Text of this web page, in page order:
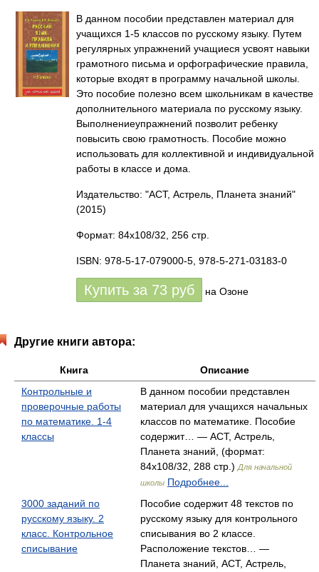
В данном пособии представлен материал для
учащихся 1-5 классов по русскому языку. Путем
регулярных упражнений учащиеся усвоят навыки
грамотного письма и орфографические правила,
которые входят в программу начальной школы.
Это пособие полезно всем школьникам в качестве
дополнительного материала по русскому языку.
Выполнениеупражнений позволит ребенку
повысить свою грамотность. Пособие можно
использовать для коллективной и индивидуальной
работы в классе и дома.
Издательство: "АСТ, Астрель, Планета знаний"
(2015)
Формат: 84x108/32, 256 стр.
ISBN: 978-5-17-079000-5, 978-5-271-03183-0
Купить за 73 руб на Озоне
Другие книги автора:
Книга
Описание
Контрольные и
проверочные работы
по математике. 1-4
классы
В данном пособии представлен
материал для учащихся начальных
классов по математике. Пособие
содержит… — АСТ, Астрель,
Планета знаний, (формат:
84x108/32, 288 стр.) Для начальной
школы Подробнее...
3000 заданий по
русскому языку. 2
класс. Контрольное
списывание
Пособие содержит 48 текстов по
русскому языку для контрольного
списывания во 2 классе.
Расположение текстов… —
Планета знаний, АСТ, Астрель,